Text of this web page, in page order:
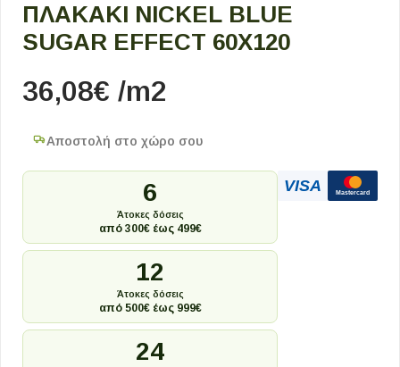
ΠΛΑΚΑΚΙ NICKEL BLUE
SUGAR EFFECT 60X120
36,08€ /m2
Αποστολή στο χώρο σου
6
Άτοκες δόσεις
από 300€ έως 499€
12
Άτοκες δόσεις
από 500€ έως 999€
24
VISA Mastercard